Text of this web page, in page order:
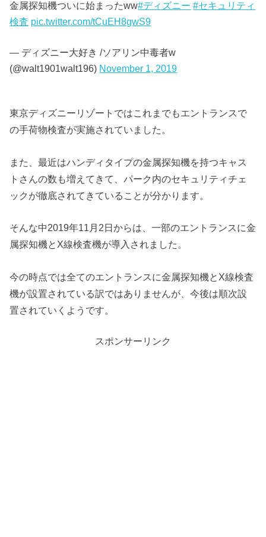
金属探知機ついに始まったww#ディズニー #セキュリティ
検査 pic.twitter.com/tCuEH8gwS9
— ディズニー大好き /ソアリン中毒者w
(@walt1901walt196) November 1, 2019
東京ディズニーリゾートではこれまでもエントランスで
の手荷物検査が実施されていました。
また、最近はハンディタイプの金属探知機を持つキャス
トさんの数も増えてきて、パーク内のセキュリティチェ
ックが徹底されてきていることが分かります。
そんな中2019年11月2日からは、一部のエントランスに金
属探知機とX線検査機が導入されました。
今の時点では全てのエントランスに金属探知機とX線検査
機が設置されている訳ではありませんが、今後は順次設
置されていくようです。
スポンサーリンク